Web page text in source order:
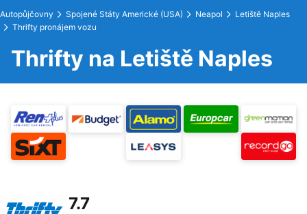
Autopůjčovny Spojené Státy Americké (USA) Neapol
Letiště Naples
Thrifty pronájem vozu
Thrifty na Letiště Naples
7.7